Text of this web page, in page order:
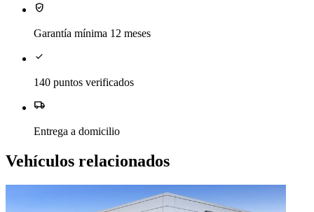
verified_user
Garantía mínima 12 meses
check
140 puntos verificados
local_shipping
Entrega a domicilio
Vehículos relacionados